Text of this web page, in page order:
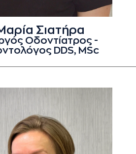
Σιατήρα
Οδοντίατρος -
DDS, MSc